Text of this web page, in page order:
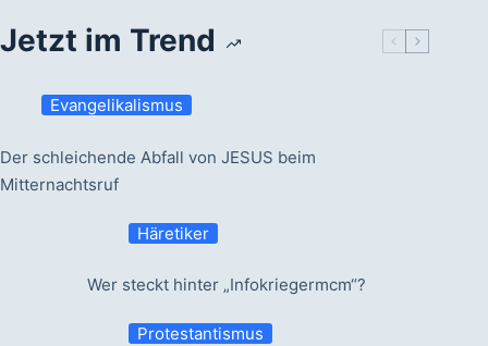
Jetzt im Trend
Evangelikalismus
Der schleichende Abfall von JESUS beim
Mitternachtsruf
Häretiker
Wer steckt hinter „Infokriegermcm“?
Protestantismus